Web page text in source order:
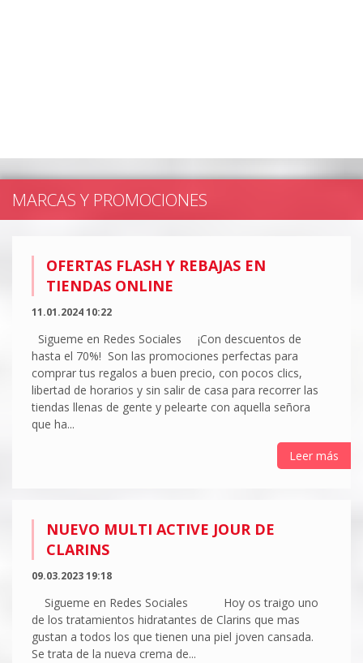
MARCAS Y PROMOCIONES
OFERTAS FLASH Y REBAJAS EN
TIENDAS ONLINE
11.01.2024 10:22
Sigueme en Redes Sociales ¡Con descuentos de
hasta el 70%! Son las promociones perfectas para
comprar tus regalos a buen precio, con pocos clics,
libertad de horarios y sin salir de casa para recorrer las
tiendas llenas de gente y pelearte con aquella señora
que ha...
Leer más
NUEVO MULTI ACTIVE JOUR DE
CLARINS
09.03.2023 19:18
Sigueme en Redes Sociales Hoy os traigo uno
de los tratamientos hidratantes de Clarins que mas
gustan a todos los que tienen una piel joven cansada.
Se trata de la nueva crema de...